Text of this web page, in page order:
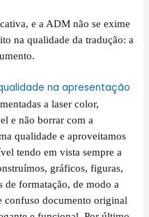
e a ADM não se exime
na qualidade da tradução: a
a laser color,
e não borrar com a
qualidade e aproveitamos
tendo em vista sempre a
gráficos, figuras,
de formatação, de modo a
confuso documento original